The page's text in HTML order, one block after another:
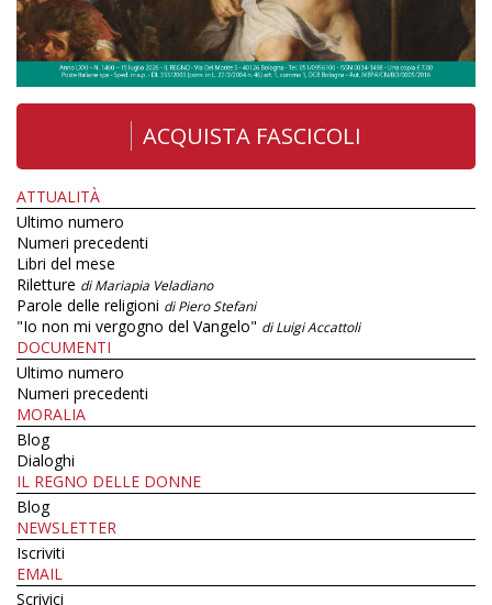
ACQUISTA FASCICOLI
ATTUALITÀ
Ultimo numero
Numeri precedenti
Libri del mese
Riletture di Mariapia Veladiano
Parole delle religioni di Piero Stefani
"Io non mi vergogno del Vangelo" di Luigi Accattoli
DOCUMENTI
Ultimo numero
Numeri precedenti
MORALIA
Blog
Dialoghi
IL REGNO DELLE DONNE
Blog
NEWSLETTER
Iscriviti
EMAIL
Scrivici